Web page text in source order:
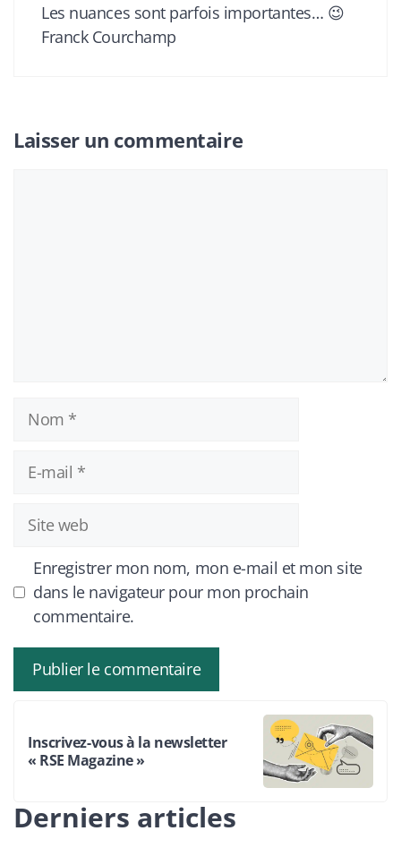
Les nuances sont parfois importantes… 😉
Franck Courchamp
Laisser un commentaire
Nom
mail
Site
web
Enregistrer mon nom, mon e-mail et mon site
dans le navigateur pour mon prochain
commentaire.
Inscrivez-vous à la newsletter
« RSE Magazine »
Derniers articles